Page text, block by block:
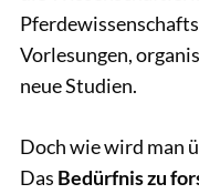
Vorlesungen,
neue Studien.
Doch wie wird man
Das Bedürfnis zu